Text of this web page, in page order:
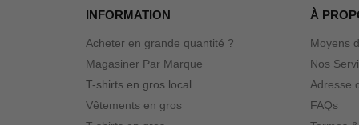
INFORMATION
Acheter en grande quantité ?
Magasiner Par Marque
T-shirts en gros local
Vêtements en gros
À
Moyens
Nos
Adresse
FAQs